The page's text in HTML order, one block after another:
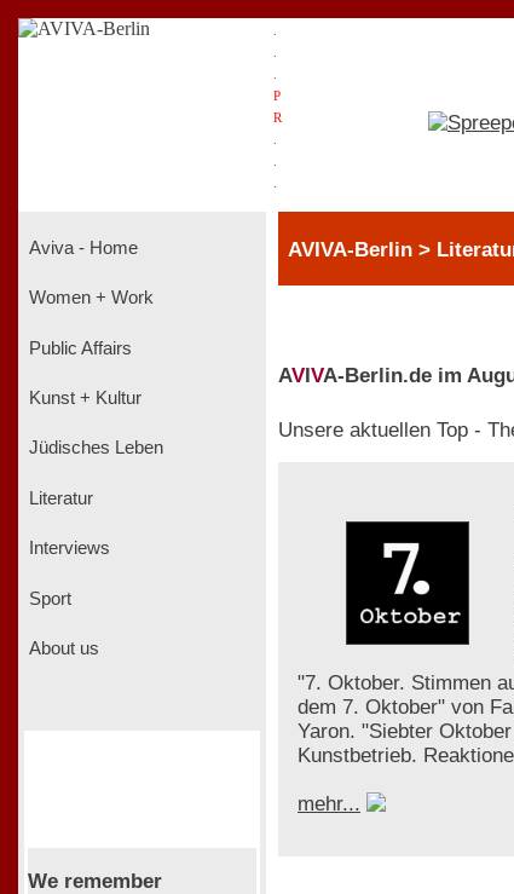
P
R
Aviva - Home
Women + Work
Public Affairs
Kunst + Kultur
Jüdisches Leben
Literatur
Interviews
Sport
About us
We remember
AVIVA-Berlin >
AVIVA-Berlin.de im
Unsere aktuellen Top -
"7. Oktober. Stimmen
dem 7. Oktober" von
Yaron. "Siebter
Kunstbetrieb.
mehr...